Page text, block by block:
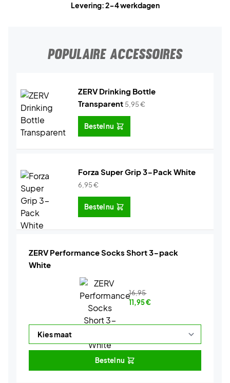
Levering: 2-4 werkdagen
POPULAIRE ACCESSOIRES
ZERV Drinking Bottle
Transparent 5,95€
Bestel nu
Forza Super Grip 3-Pack White
6,95€
Bestel nu
ZERV Performance Socks Short 3-pack
White
16,95
11,95€
Bestel nu